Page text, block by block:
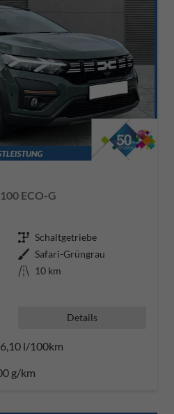
ECO-G
Getriebe Schaltgetriebe
Außenfarbe Safari-Grüngrau
Kilometerstand 10 km
Details
6,10 l/100km
g/km